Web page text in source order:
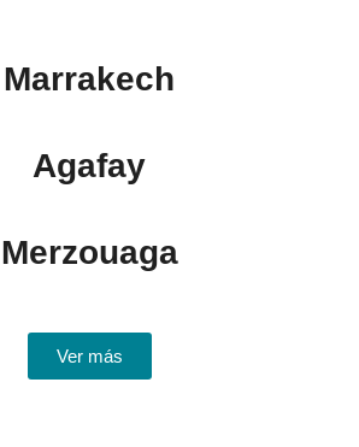
Marrakech
Agafay
Merzouaga
Ver más